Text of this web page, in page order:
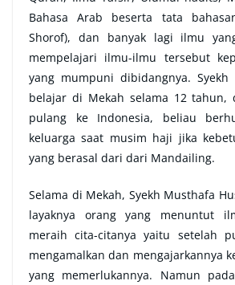
Bahasa Arab beserta tata
Shorof), dan banyak lagi ilmu
mempelajari ilmu-ilmu tersebut
yang mumpuni dibidangnya. Syekh
belajar di Mekah selama 12 tahun,
pulang ke Indonesia, beliau
keluarga saat musim haji jika
yang berasal dari dari Mandailing.
Selama di Mekah, Syekh Musthafa
layaknya orang yang menuntut
meraih cita-citanya yaitu setelah
mengamalkan dan mengajarkannya
yang memerlukannya. Namun